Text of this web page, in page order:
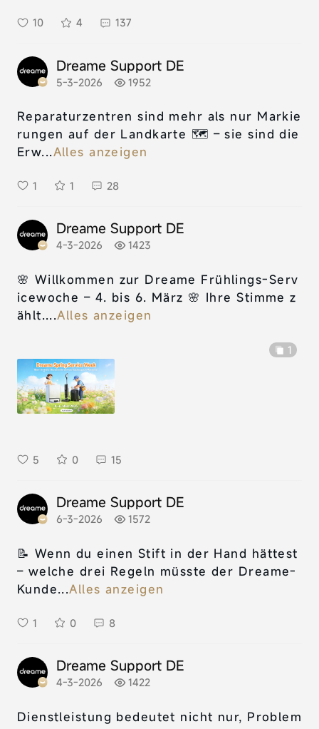
10 4 137
Dreame Support DE
5-3-2026 1952
Reparaturzentren sind mehr als nur Markie
rungen auf der Landkarte 🗺️ – sie sind die
Erw...Alles anzeigen
1 1 28
Dreame Support DE
4-3-2026 1423
🌸 Willkommen zur Dreame Frühlings-Serv
icewoche – 4. bis 6. März 🌸 Ihre Stimme z
ählt....Alles anzeigen
1
5 0 15
Dreame Support DE
6-3-2026 1572
📝 Wenn du einen Stift in der Hand hättest
– welche drei Regeln müsste der Dreame-
Kunde...Alles anzeigen
1 0 8
Dreame Support DE
4-3-2026 1422
Dienstleistung bedeutet nicht nur, Problem